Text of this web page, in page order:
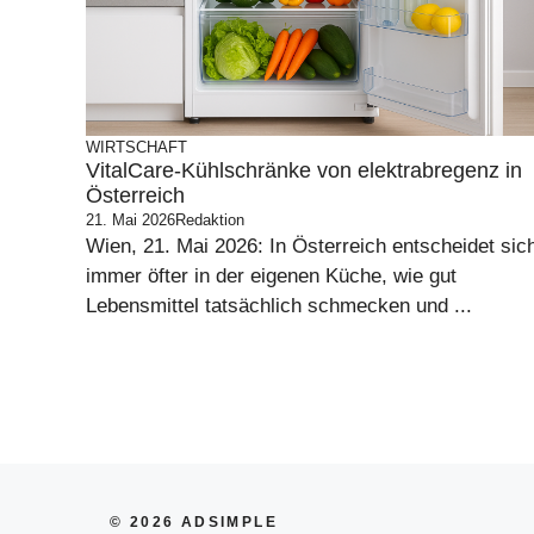
WIRTSCHAFT
VitalCare-Kühlschränke von elektrabregenz in
Österreich
21. Mai 2026Redaktion
Wien, 21. Mai 2026: In Österreich entscheidet
immer öfter in der eigenen Küche, wie gut
Lebensmittel tatsächlich schmecken und ...
© 2026 ADSIMPLE